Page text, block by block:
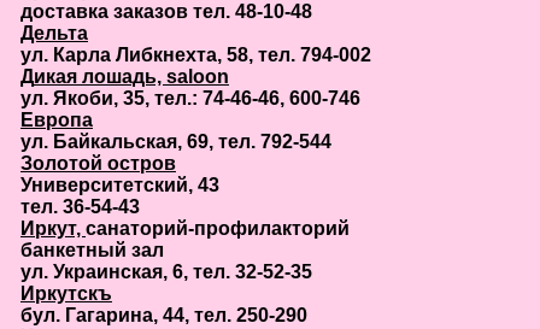
доставка заказов тел. 48-10-48
Дельта
ул. Карла Либкнехта, 58, тел. 794-002
Дикая лошадь, saloon
ул. Якоби, 35, тел.: 74-46-46, 600-746
Европа
ул. Байкальская, 69, тел. 792-544
Золотой остров
Университетский, 43
тел. 36-54-43
Иркут, санаторий-профилакторий
банкетный зал
ул. Украинская, 6, тел. 32-52-35
Иркутскъ
бул. Гагарина, 44, тел. 250-290